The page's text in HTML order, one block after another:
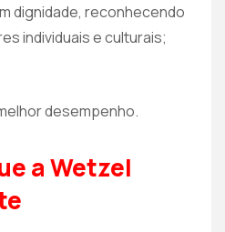
dignidade, reconhecendo
individuais e culturais;
desempenho.
a Wetzel